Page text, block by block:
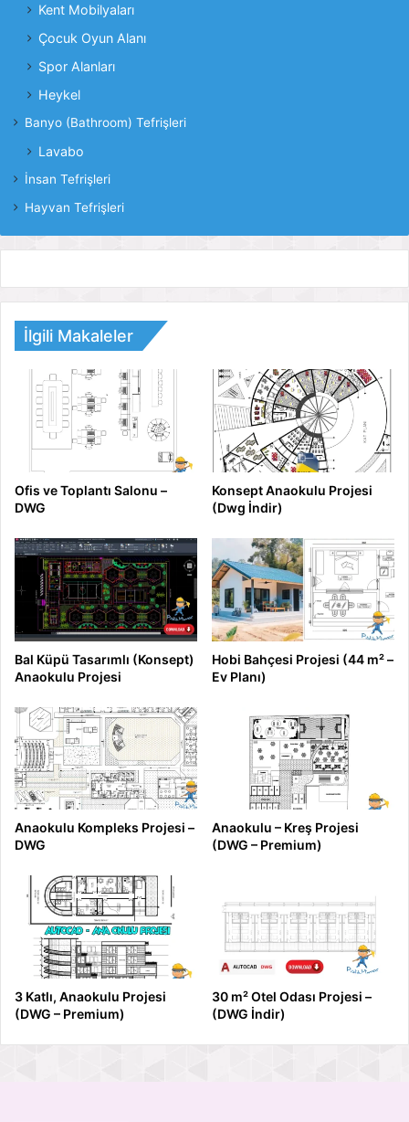
Kent Mobilyaları
Çocuk Oyun Alanı
Spor Alanları
Heykel
Banyo (Bathroom) Tefrişleri
Lavabo
İnsan Tefrişleri
Hayvan Tefrişleri
İlgili Makaleler
Ofis ve Toplantı Salonu –
DWG
Konsept Anaokulu Projesi
(Dwg İndir)
Bal Küpü Tasarımlı (Konsept)
Anaokulu Projesi
Hobi Bahçesi Projesi (44 m² –
Ev Planı)
Anaokulu Kompleks Projesi –
DWG
Anaokulu – Kreş Projesi
(DWG – Premium)
3 Katlı, Anaokulu Projesi
(DWG – Premium)
30 m² Otel Odası Projesi –
(DWG İndir)